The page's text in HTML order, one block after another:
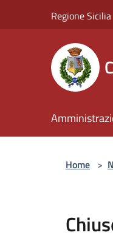
Regione Sicilia
Home >